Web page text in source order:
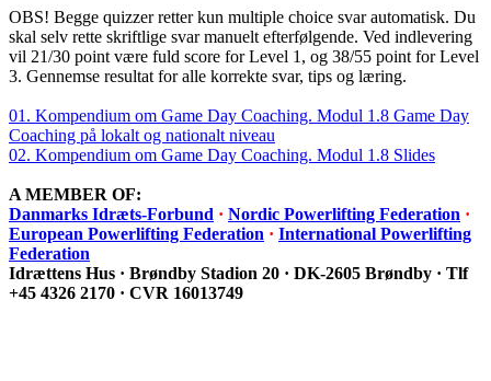
OBS! Begge quizzer retter kun multiple choice svar automatisk. Du
skal selv rette skriftlige svar manuelt efterfølgende. Ved indlevering
vil 21/30 point være fuld score for Level 1, og 38/55 point for Level
3. Gennemse resultat for alle korrekte svar, tips og læring.
01. Kompendium om Game Day Coaching. Modul 1.8 Game Day
Coaching på lokalt og nationalt niveau
02. Kompendium om Game Day Coaching. Modul 1.8 Slides
A MEMBER OF:
Danmarks Idræts-Forbund · Nordic Powerlifting Federation ·
European Powerlifting Federation · International Powerlifting
Federation
Idrættens Hus · Brøndby Stadion 20 · DK-2605 Brøndby · Tlf
+45 4326 2170 · CVR 16013749